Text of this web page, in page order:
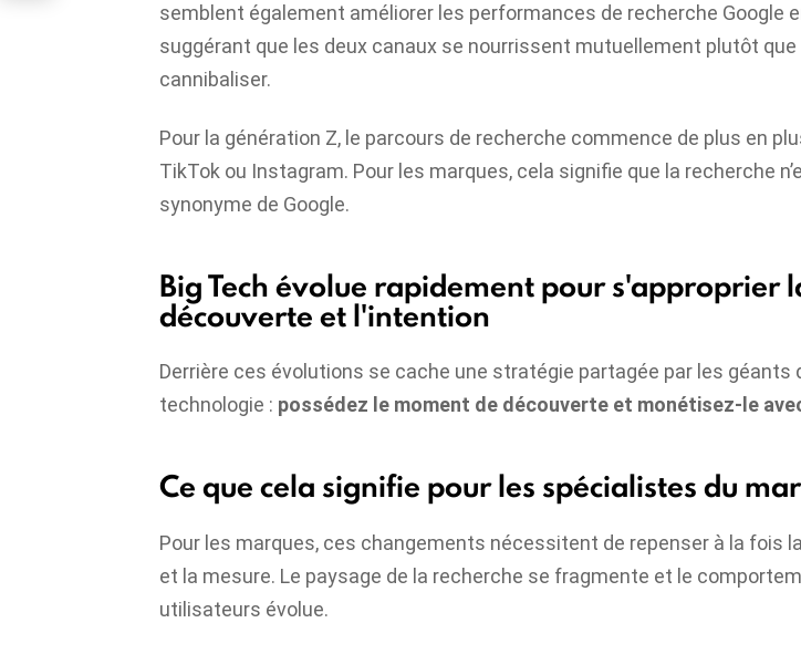
semblent également améliorer les performances de recherche Google
suggérant que les deux canaux se nourrissent mutuellement plutôt que
cannibaliser.
Pour la génération Z, le parcours de recherche commence de plus en
TikTok ou Instagram. Pour les marques, cela signifie que la recherche
synonyme de Google.
Big Tech évolue rapidement pour s'approprier
découverte et l'intention
Derrière ces évolutions se cache une stratégie partagée par les géants
technologie : possédez le moment de découverte et monétisez-le
Ce que cela signifie pour les spécialistes du
Pour les marques, ces changements nécessitent de repenser à la fois
et la mesure. Le paysage de la recherche se fragmente et le
utilisateurs évolue.